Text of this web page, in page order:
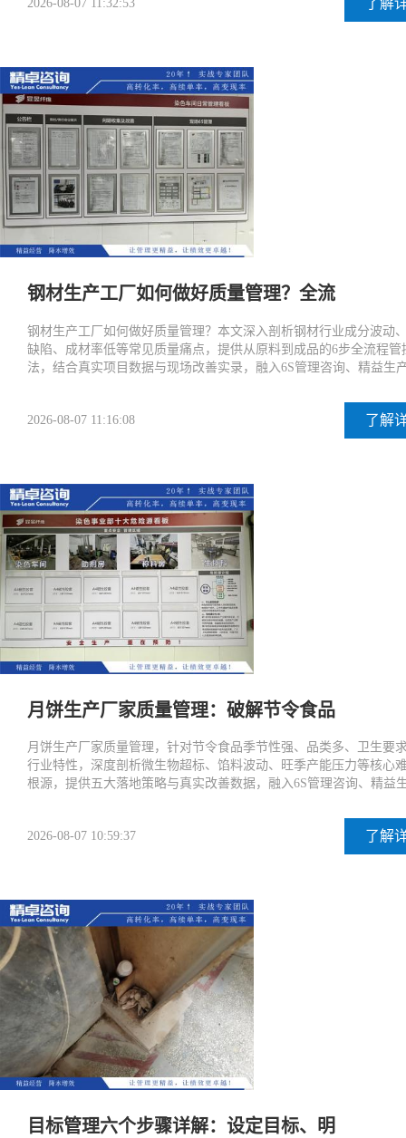
2026-08-07 11:32:53 了解
钢材生产工厂如何做好质量管理？全流
钢材生产工厂如何做好质量管理？本文深入剖析钢材行业成分波动
缺陷、成材率低等常见质量痛点，提供从原料到成品的6步全流程管
法，结合真实项目数据与现场改善实录，融入6S管理咨询、精益生
2026-08-07 11:16:08 了解
月饼生产厂家质量管理：破解节令食品
月饼生产厂家质量管理，针对节令食品季节性强、品类多、卫生要
行业特性，深度剖析微生物超标、馅料波动、旺季产能压力等核心
根源，提供五大落地策略与真实改善数据，融入6S管理咨询、精益
2026-08-07 10:59:37 了解
目标管理六个步骤详解：设定目标、明